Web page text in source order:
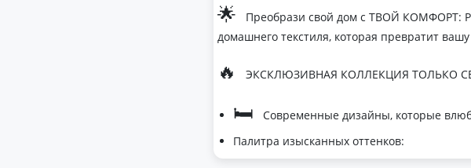
🌟
Преобрази свой дом с ТВОЙ КОМФОРТ:
домашнего текстиля, которая превратит
🔥 ЭКСКЛЮЗИВНАЯ КОЛЛЕКЦИЯ ТОЛЬКО
🛏
Современные дизайны, которые
Палитра изысканных оттенков: